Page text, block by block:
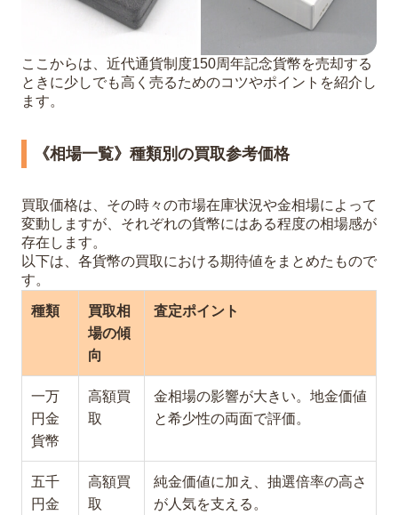
ここからは、近代通貨制度150周年記念貨幣を売却する
ときに少しでも高く売るためのコツやポイントを紹介し
ます。
《相場一覧》種類別の買取参考価格
買取価格は、その時々の市場在庫状況や金相場によって
変動しますが、それぞれの貨幣にはある程度の相場感が
存在します。
以下は、各貨幣の買取における期待値をまとめたもので
す。
種類
買取相
場の傾
向
査定ポイント
一万
円金
貨幣
高額買
取
金相場の影響が大きい。地金価値
と希少性の両面で評価。
五千
円金
高額買
取
純金価値に加え、抽選倍率の高さ
が人気を支える。